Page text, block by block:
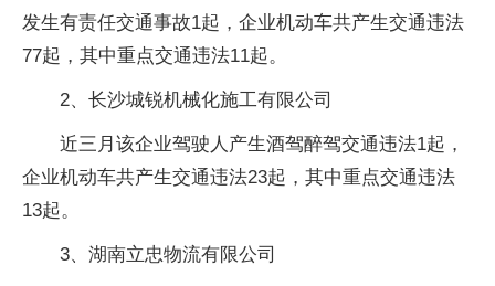
发生有责任交通事故1起，企业机动车共产生交通违法
77起，其中重点交通违法11起。
2、长沙城锐机械化施工有限公司
近三月该企业驾驶人产生酒驾醉驾交通违法1起，
企业机动车共产生交通违法23起，其中重点交通违法
13起。
3、湖南立忠物流有限公司